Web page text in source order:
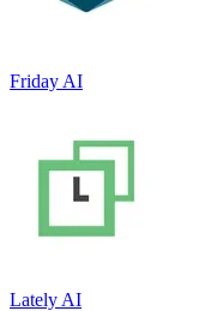
Friday AI
Lately AI